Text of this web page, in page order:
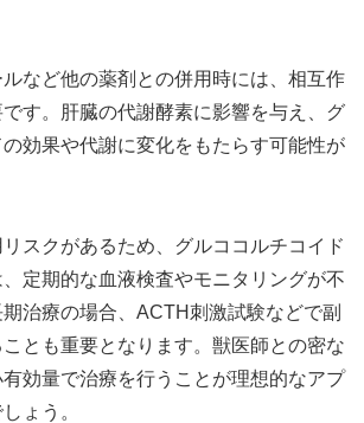
など他の薬剤との併用時には、相互作
す。肝臓の代謝酵素に影響を与え、グ
効果や代謝に変化をもたらす可能性が
スクがあるため、グルココルチコイド
定期的な血液検査やモニタリングが不
治療の場合、ACTH刺激試験などで副
とも重要となります。獣医師との密な
効量で治療を行うことが理想的なアプ
ょう。